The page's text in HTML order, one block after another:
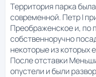
Территория парка
современной. Петр I
Преображенское и, по
собственноручно
некоторые из которых
После отставки
опустели и были